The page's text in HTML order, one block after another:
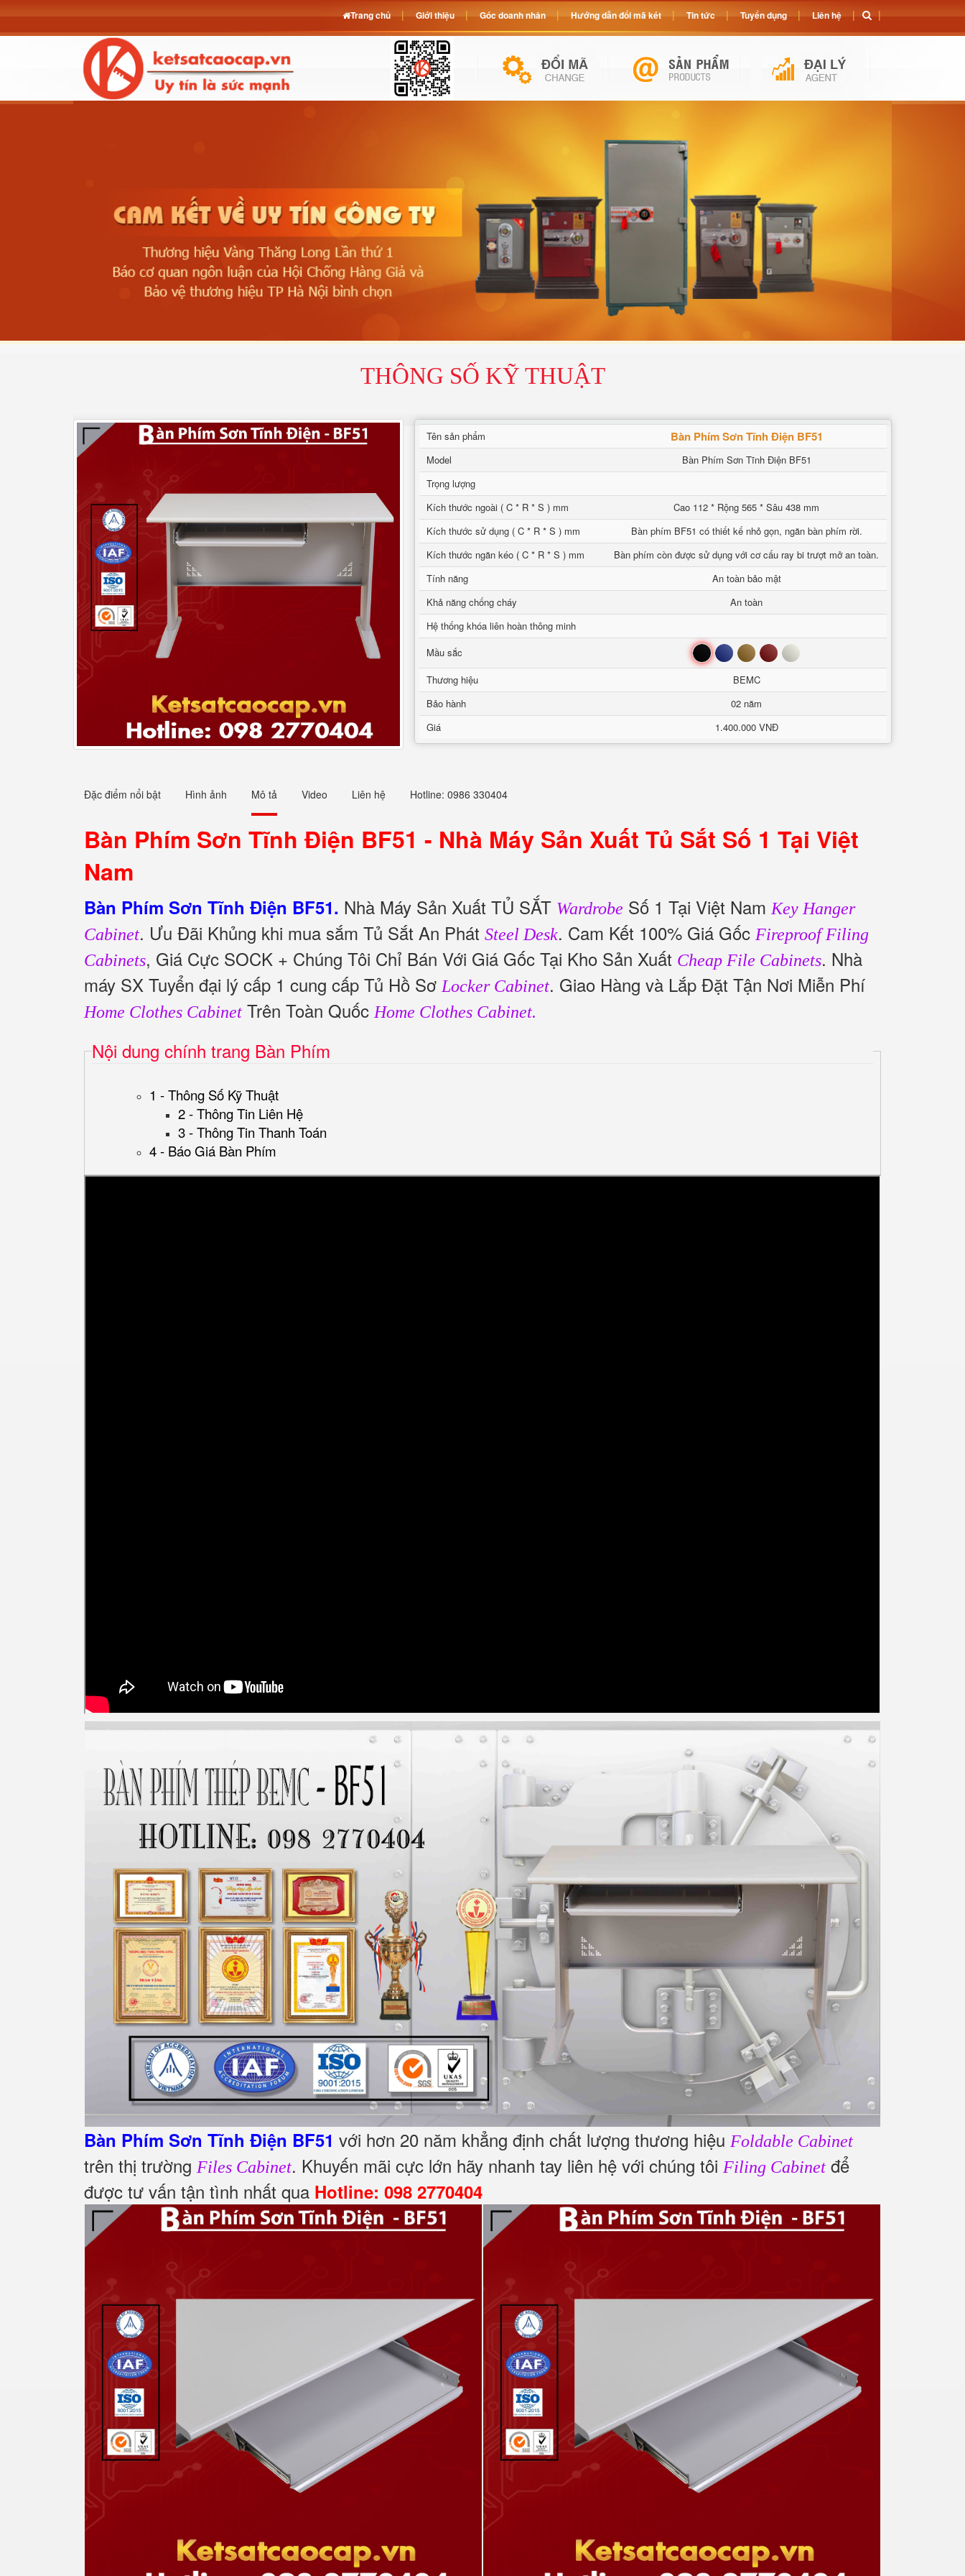
THÔNG SỐ KỸ THUẬT
Tên sản phẩm Bàn Phím Sơn Tĩnh Điện BF51
Model
Bàn Phím Sơn Tĩnh Điện BF51
Trọng lượng
Kích thước ngoài ( C * R * S ) mm
Cao 112 * Rộng 565 * Sâu 438 mm
Kích thước sử dụng ( C * R * S ) mm
Bàn phím BF51 có thiết kế nhỏ gọn, ngăn bàn phím rời.
Kích thước ngăn kéo ( C * R * S ) mm
Bàn phím còn được sử dụng với cơ cấu ray bi trượt mở an toàn.
Tính năng
An toàn bảo mật
Khả năng chống cháy
An toàn
Hệ thống khóa liên hoàn thông minh
Mầu sắc
Đen Xanh Nâu Đỏ Trắng
Thương hiệu
BEMC
Bảo hành
02 năm
Giá
1.400.000 VNĐ
Đặc điểm nổi bật Hình ảnh Mô tả Video Liên hệ Hotline: 0986 330404
Bàn Phím Sơn Tĩnh Điện BF51 - Nhà Máy Sản Xuất Tủ Sắt Số 1 Tại Việt
Nam
Bàn Phím Sơn Tĩnh Điện BF51. Nhà Máy Sản Xuất TỦ SẮT Wardrobe Số 1 Tại Việt NamKey Hanger
Cabinet. Ưu Đãi Khủng khi mua sắm Tủ Sắt An Phát Steel Desk. Cam Kết 100% Giá Gốc Fireproof Filing
Cabinets, Giá Cực SOCK + Chúng Tôi Chỉ Bán Với Giá Gốc Tại Kho Sản Xuất Cheap File Cabinets. Nhà
máy SX Tuyển đại lý cấp 1 cung cấp Tủ Hồ SơLocker Cabinet. Giao Hàng và Lắp Đặt Tận Nơi Miễn Phí
Home Clothes Cabinet Trên Toàn QuốcHome Clothes Cabinet.
Nội dung chính trang Bàn Phím
1 - Thông Số Kỹ Thuật
2 - Thông Tin Liên Hệ
3 - Thông Tin Thanh Toán
4 - Báo Giá Bàn Phím
Bàn Phím Sơn Tĩnh Điện BF51 với hơn 20 năm khẳng định chất lượng thương hiệu Foldable Cabinet
trên thị trường Files Cabinet. Khuyến mãi cực lớn hãy nhanh tay liên hệ với chúng tôi Filing Cabinet để
được tư vấn tận tình nhất qua Hotline: 098 2770404
Trang chủ Giới thiệu Góc doanh nhân Hướng dẫn đổi mã két Tin tức Tuyển dụng Liên hệ